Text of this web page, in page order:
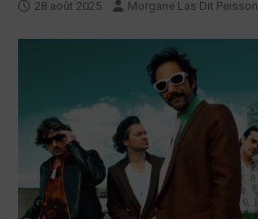
28 août 2025 Morgane Las Dit Peisson